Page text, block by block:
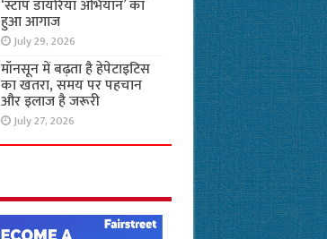
‘स्टॉप डायरिया अभियान’ का
हुआ आगाज
July 29, 2026
मॉनसून में बढ़ता है हेपेटाइटिस
का खतरा, समय पर पहचान
और इलाज है जरूरी
July 27, 2026